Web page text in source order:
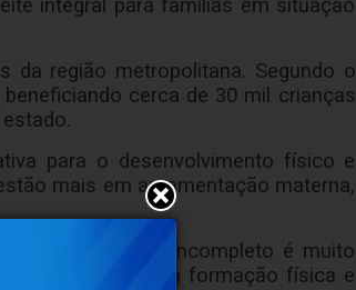
integral para famílias em situação
da região metropolitana. Segundo o
cerca de 30 mil crianças
para o desenvolvimento físico e
mais em amamentação materna,
incompleto é muito
tenham uma formação física e